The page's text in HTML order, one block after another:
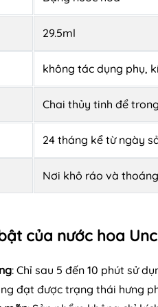
29.5ml
không tác dụng phụ,
Chai thủy tinh để
24 tháng kể từ ngày
Nơi khô ráo và
của nước hoa
: Chỉ sau 5 đến 10 phút sử
đạt được trạng thái hưng